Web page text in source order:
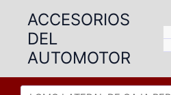
contenido
ACCESORIOS
DEL
AUTOMOTOR